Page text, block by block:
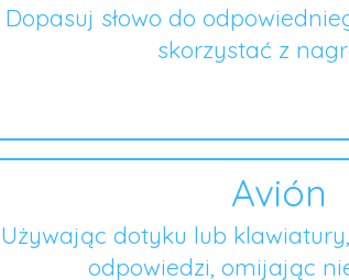
Dopasuj słowo do
skorzystać z
Avión
Używając dotyku lub
odpowiedzi, omijając